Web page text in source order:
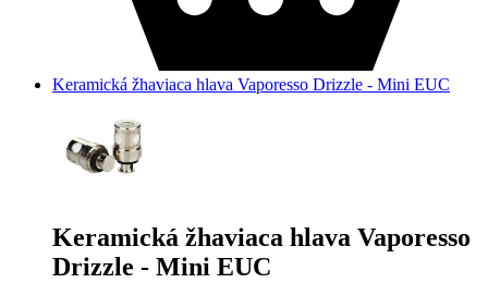
Keramická žhaviaca hlava Vaporesso Drizzle - Mini EUC
Keramická žhaviaca hlava Vaporesso
Drizzle - Mini EUC